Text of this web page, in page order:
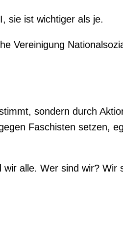
sie ist wichtiger als je.
Vereinigung
sondern durch
Faschisten setzen,
alle. Wer sind wir? Wir